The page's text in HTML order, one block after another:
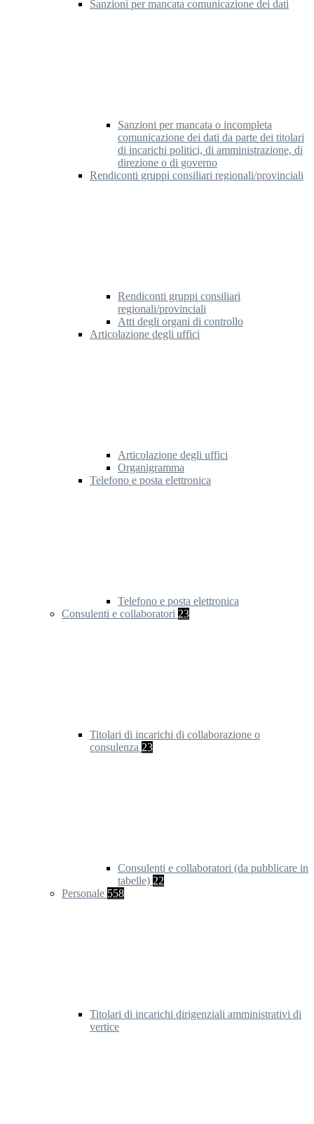
Sanzioni per mancata comunicazione dei dati
Sanzioni per mancata o incompleta
comunicazione dei dati da parte dei titolari
di incarichi politici, di amministrazione, di
direzione o di governo
Rendiconti gruppi consiliari regionali/provinciali
Rendiconti gruppi consiliari
regionali/provinciali
Atti degli organi di controllo
Articolazione degli uffici
Articolazione degli uffici
Organigramma
Telefono e posta elettronica
Telefono e posta elettronica
Consulenti e collaboratori 23
Titolari di incarichi di collaborazione o
consulenza 23
Consulenti e collaboratori (da pubblicare in
tabelle) 22
Personale 558
Titolari di incarichi dirigenziali amministrativi di
vertice